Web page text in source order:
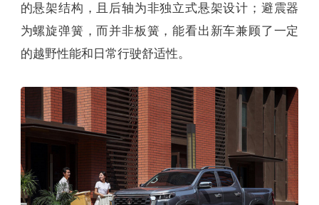
的悬架结构，且后轴为非独立式悬架设计；避震器
为螺旋弹簧，而并非板簧，能看出新车兼顾了一定
的越野性能和日常行驶舒适性。